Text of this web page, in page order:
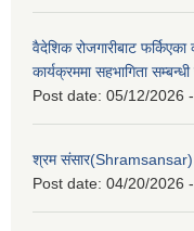
वैदेशिक रोजगारीबाट फर्किएका
कार्यक्रममा सहभागिता
Post date: 05/12/2026
श्रम संसार(Shramsansar)
Post date: 04/20/2026